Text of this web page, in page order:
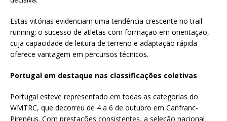
Estas vitórias evidenciam uma tendência crescente no trail
running: o sucesso de atletas com formação em orientação,
cuja capacidade de leitura de terreno e adaptação rápida
oferece vantagem em percursos técnicos.
Portugal em destaque nas classificações coletivas
Portugal esteve representado em todas as categorias do
WMTRC, que decorreu de 4 a 6 de outubro em Canfranc-
Pirenéus. Com prestações consistentes, a seleção nacional